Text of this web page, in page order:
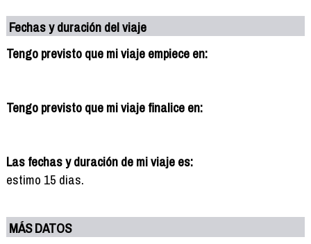
Fechas y duración del viaje
Tengo previsto que mi viaje empiece en:
Tengo previsto que mi viaje finalice en:
Las fechas y duración de mi viaje es:
estimo 15 dias.
MÁS DATOS